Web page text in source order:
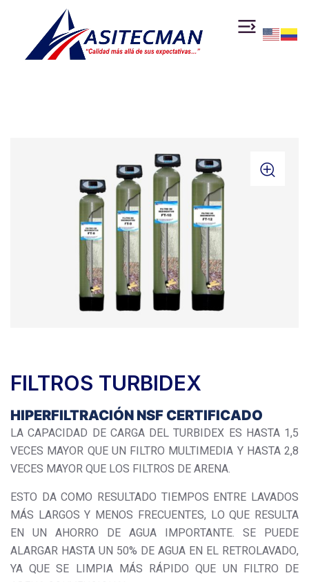
FILTROS TURBIDEX
HIPERFILTRACIÓN NSF CERTIFICADO
LA CAPACIDAD DE CARGA DEL TURBIDEX ES HASTA 1,5
VECES MAYOR QUE UN FILTRO MULTIMEDIA Y HASTA 2,8
VECES MAYOR QUE LOS FILTROS DE ARENA.
ESTO DA COMO RESULTADO TIEMPOS ENTRE LAVADOS
MÁS LARGOS Y MENOS FRECUENTES, LO QUE RESULTA
EN UN AHORRO DE AGUA IMPORTANTE. SE PUEDE
ALARGAR HASTA UN 50% DE AGUA EN EL RETROLAVADO,
YA QUE SE LIMPIA MÁS RÁPIDO QUE UN FILTRO DE